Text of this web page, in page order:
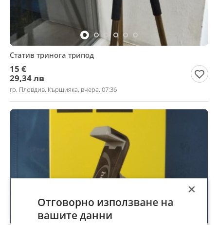
Статив тринога трипод
15 €
29,34 лв
гр. Пловдив, Кършияка, вчера, 07:36
×
Отговорно използване на
вашите данни